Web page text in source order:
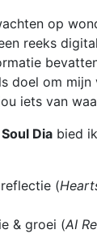
op
reeks
doel om mijn
iets van
Soul Dia bied
(
& groei (AI